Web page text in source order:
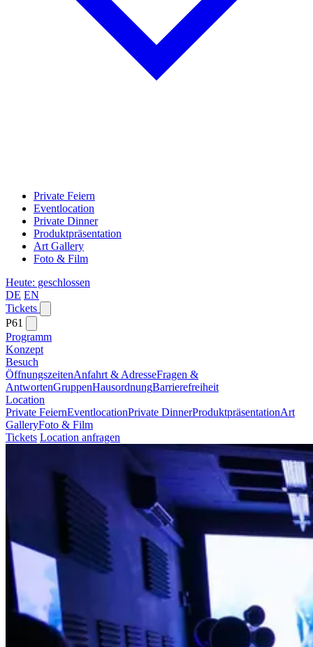
Private Feiern
Eventlocation
Private Dinner
Produktpräsentation
Art Gallery
Foto & Film
Heute: geschlossen
DE EN
Tickets
P61
Programm
Konzept
Besuch
ÖffnungszeitenAnfahrt & AdresseFragen &
AntwortenGruppenHausordnungBarrierefreiheit
Location
Private FeiernEventlocationPrivate DinnerProduktpräsentationArt
GalleryFoto & Film
Tickets Location anfragen